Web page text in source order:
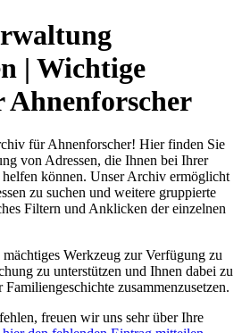
| Wichtige
Ahnenforscher
für Ahnenforscher! Hier finden Sie
von Adressen, die Ihnen bei Ihrer
helfen können. Unser Archiv ermöglicht
zu suchen und weitere gruppierte
Filtern und Anklicken der einzelnen
Werkzeug zur Verfügung zu
zu unterstützen und Ihnen dabei zu
zusammenzusetzen.
freuen wir uns sehr über Ihre